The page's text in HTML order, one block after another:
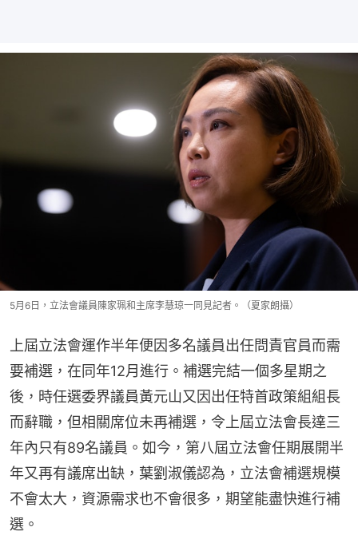
5月6日，立法會議員陳家珮和主席李慧琼一同見記者。（夏家朗攝）
上屆立法會運作半年便因多名議員出任問責官員而需
要補選，在同年12月進行。補選完結一個多星期之
後，時任選委界議員黃元山又因出任特首政策組組長
而辭職，但相關席位未再補選，令上屆立法會長達三
年內只有89名議員。如今，第八屆立法會任期展開半
年又再有議席出缺，葉劉淑儀認為，立法會補選規模
不會太大，資源需求也不會很多，期望能盡快進行補
選。